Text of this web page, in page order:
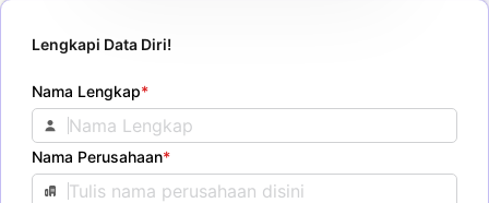
Lengkapi Data Diri!
Nama Lengkap*
Nama Perusahaan*